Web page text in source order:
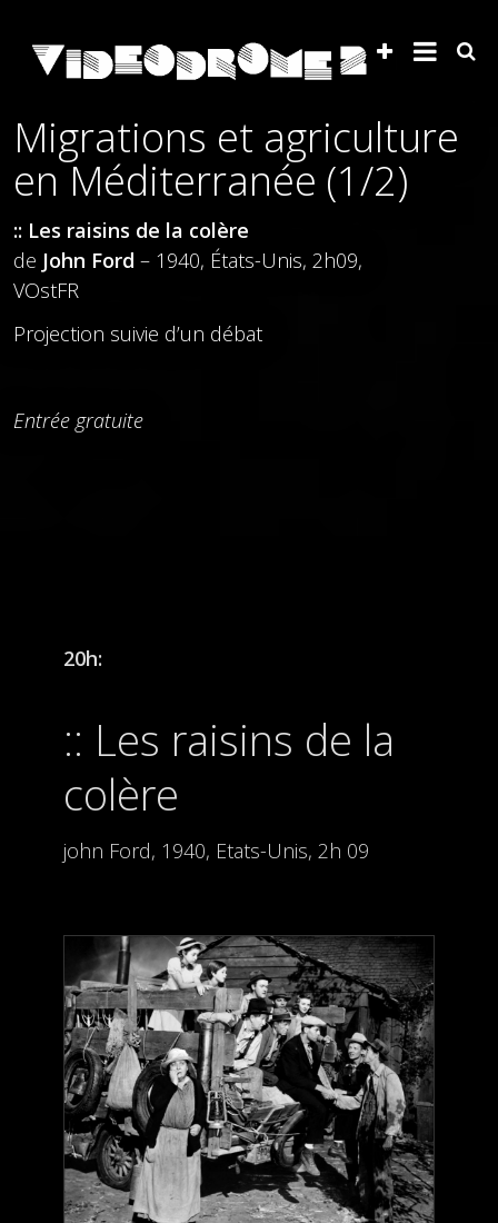
Migrations et agriculture
en Méditerranée (1/2)
:: Les raisins de la colère
de John Ford – 1940, États-Unis, 2h09,
VOstFR
Projection suivie d’un débat
Entrée gratuite
20h:
Les raisins de la
colère
john Ford, 1940, Etats-Unis, 2h 09